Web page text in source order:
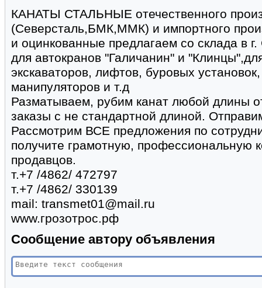
КАНАТЫ СТАЛЬНЫЕ отечественного
(Северсталь,БМК,ММК) и импортного
и оцинкованные предлагаем со склада в
для автокранов "Галичанин" и
экскаваторов, лифтов, буровых
манипуляторов и т.д
Разматываем, рубим канат любой длины
заказы с не стандартной длиной.
Рассмотрим ВСЕ предложения по
получите грамотную, профессиональную
продавцов.
т.+7 /4862/ 472797
т.+7 /4862/ 330139
mail: transmet01@mail.ru
www.грозотрос.рф
Сообщение автору объявления